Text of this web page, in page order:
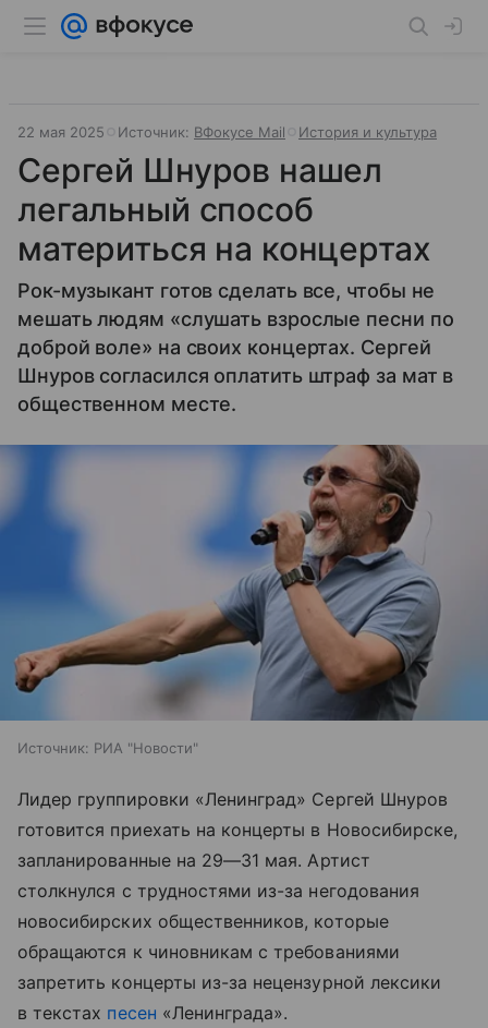
22 мая 2025 Источник: ВФокусе Mail История и культура
Сергей Шнуров нашел
легальный способ
материться на концертах
Рок-музыкант готов сделать все, чтобы не
мешать людям «слушать взрослые песни по
доброй воле» на своих концертах. Сергей
Шнуров согласился оплатить штраф за мат в
общественном месте.
Источник: РИА "Новости"
Лидер группировки «Ленинград» Сергей Шнуров
готовится приехать на концерты в Новосибирске,
запланированные на 29—31 мая. Артист
столкнулся с трудностями из-за негодования
новосибирских общественников, которые
обращаются к чиновникам с требованиями
запретить концерты из-за нецензурной лексики
в текстах песен «Ленинграда».